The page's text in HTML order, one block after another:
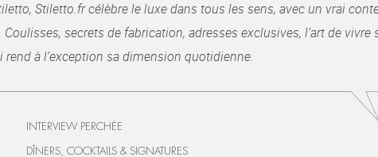
Stiletto.fr célèbre le luxe dans tous les sens, avec un vrai
secrets de fabrication, adresses exclusives, l’art de vivre
à l’exception sa dimension quotidienne.
INTERVIEW PERCHÉE
DÎNERS, COCKTAILS & SIGNATURES